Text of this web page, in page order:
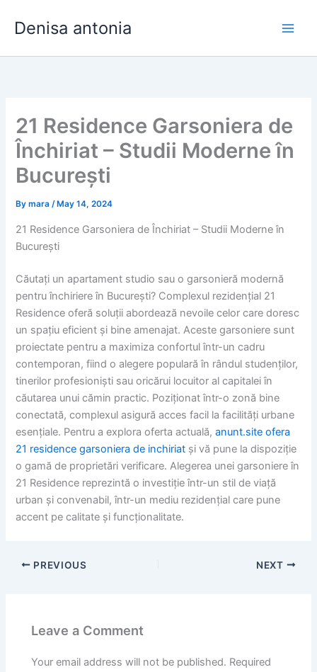
Denisa antonia
21 Residence Garsoniera de
Închiriat – Studii Moderne în
București
Bymara/ May 14, 2024
21 Residence Garsoniera de Închiriat – Studii Moderne în
București
Căutați un apartament studio sau o garsonieră modernă
pentru închiriere în București? Complexul rezidențial 21
Residence oferă soluții abordează nevoile celor care doresc
un spațiu eficient și bine amenajat. Aceste garsoniere sunt
proiectate pentru a maximiza confortul într-un cadru
contemporan, fiind o alegere populară în rândul studenților,
tinerilor profesioniști sau oricărui locuitor al capitalei în
căutarea unui cămin practic. Poziționat într-o zonă bine
conectată, complexul asigură acces facil la facilități urbane
esențiale. Pentru a explora oferta actuală,anunt.site ofera
21 residence garsoniera de inchiriat și vă pune la dispoziție
o gamă de proprietări verificare. Alegerea unei garsoniere în
21 Residence reprezintă o investiție într-un stil de viață
urban și convenabil, într-un mediu rezidențial care pune
accent pe calitate și funcționalitate.
PREVIOUS NEXT
Leave a Comment
Your email address will not be published. Required